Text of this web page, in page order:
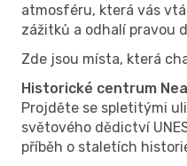
atmosféru, která vás
zážitků a odhalí pravou
Zde jsou místa, která
Historické centrum
Projděte se spletitými
světového dědictví
příběh o staletích